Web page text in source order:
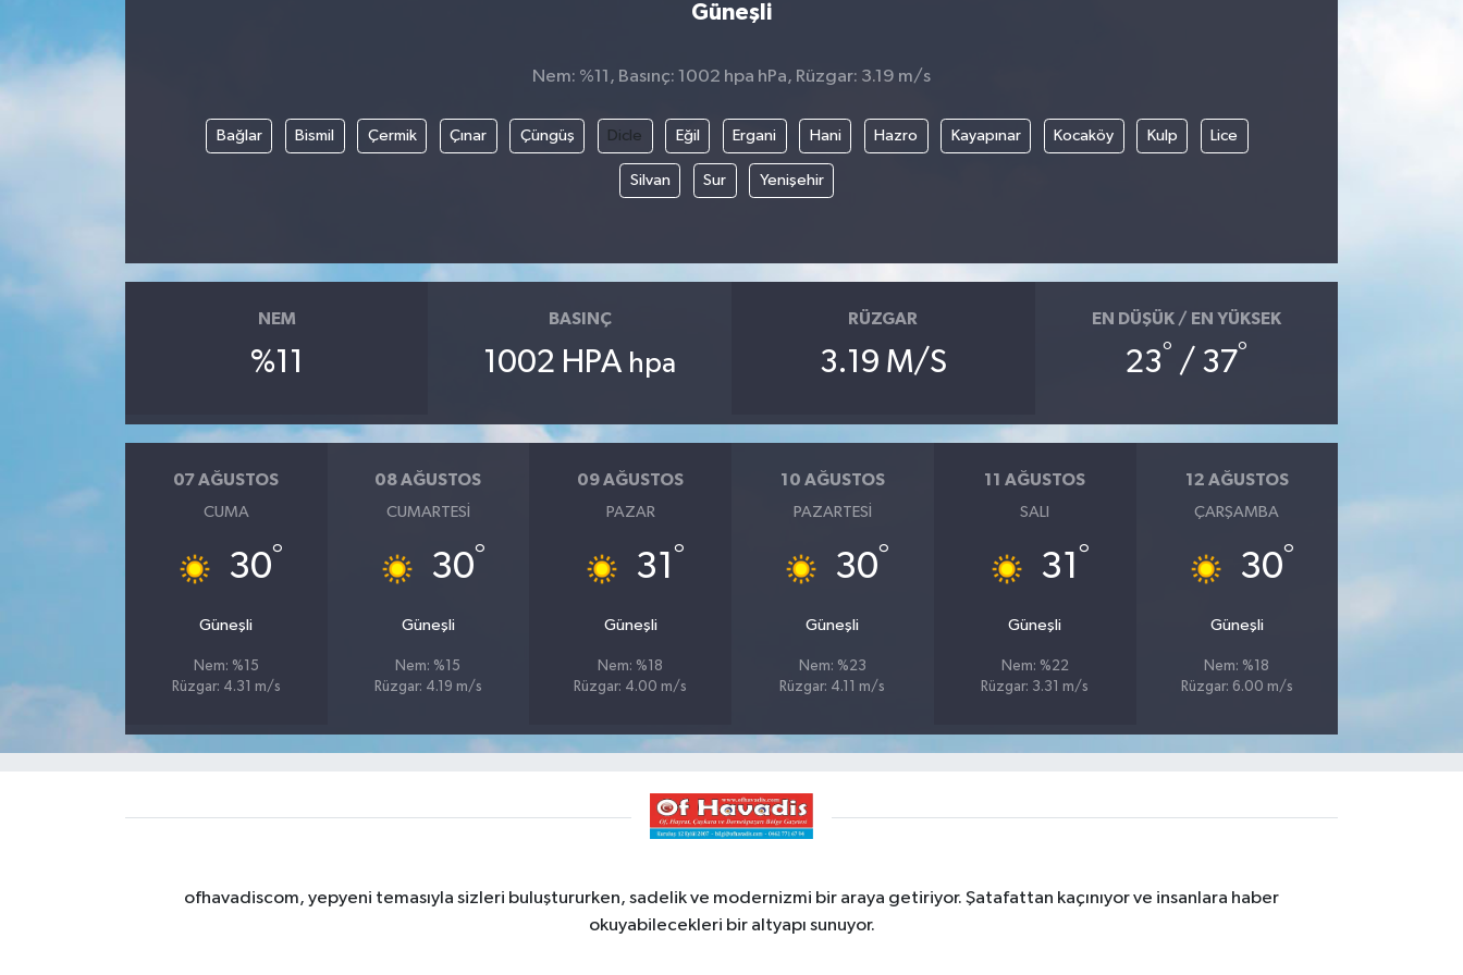
Güneşli
Nem: %11, Basınç: 1002 hpa hPa, Rüzgar: 3.19 m/s
Bağlar Bismil Çermik Çınar Çüngüş Dicle Eğil Ergani Hani Hazro Kayapınar Kocaköy Kulp Lice
Silvan Sur Yenişehir
NEM
%11
BASINÇ
1002 HPA hpa
RÜZGAR
3.19 M/S
EN DÜŞÜK / EN YÜKSEK
23° / 37°
07 AĞUSTOS
CUMA
30°
Güneşli
Nem: %15
Rüzgar: 4.31 m/s
08 AĞUSTOS
CUMARTESI
30°
Güneşli
Nem: %15
Rüzgar: 4.19 m/s
09 AĞUSTOS
PAZAR
31 °
Güneşli
Nem: %18
Rüzgar: 4.00 m/s
10 AĞUSTOS
PAZARTESI
30°
Güneşli
Nem: %23
Rüzgar: 4.11 m/s
11 AĞUSTOS
SALI
31 °
Güneşli
Nem: %22
Rüzgar: 3.31 m/s
12 AĞUSTOS
ÇARŞAMBA
30°
Güneşli
Nem: %18
Rüzgar: 6.00 m/s
ofhavadiscom, yepyeni temasıyla sizleri buluştururken, sadelik ve modernizmi bir araya getiriyor. Şatafattan kaçınıyor ve insanlara haber
okuyabilecekleri bir altyapı sunuyor.